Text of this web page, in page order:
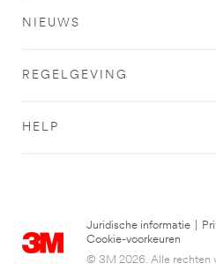
NIEUWS
REGELGEVING
HELP
Juridische informatie
Cookie-voorkeuren
© 3M 2026. Alle rechten